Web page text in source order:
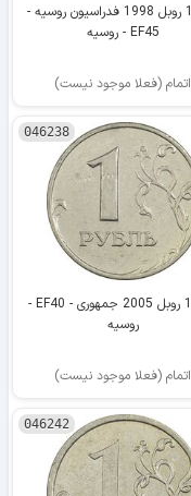
سکه 1 روبل 1998 فدراسیون روسیه -
EF45 - روسیه
اتمام (فعلا موجود نیست)
046238
سکه 1 روبل 2005 جمهوری - EF40 -
روسیه
اتمام (فعلا موجود نیست)
046242